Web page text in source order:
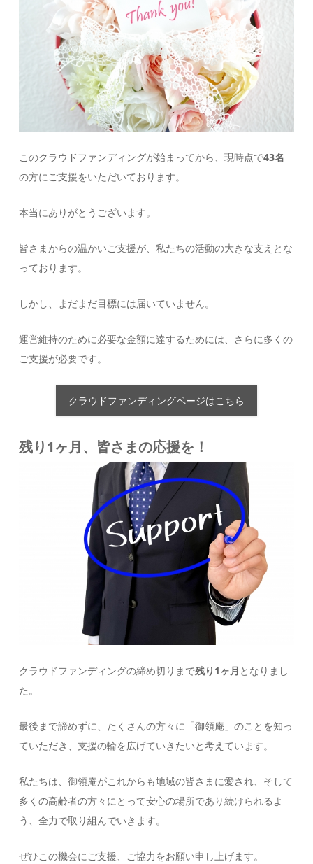
このクラウドファンディングが始まってから、現時点で43名
の方にご支援をいただいております。
本当にありがとうございます。
皆さまからの温かいご支援が、私たちの活動の大きな支えとな
っております。
しかし、まだまだ目標には届いていません。
運営維持のために必要な金額に達するためには、さらに多くの
ご支援が必要です。
クラウドファンディングページはこちら
残り1ヶ月、皆さまの応援を！
クラウドファンディングの締め切りまで残り1ヶ月 となりまし
た。
最後まで諦めずに、たくさんの方々に「御領庵」のことを知っ
ていただき、支援の輪を広げていきたいと考えています。
私たちは、御領庵がこれからも地域の皆さまに愛され、そして
多くの高齢者の方々にとって安心の場所であり続けられるよ
う、全力で取り組んでいきます。
ぜひこの機会にご支援、ご協力をお願い申し上げます。